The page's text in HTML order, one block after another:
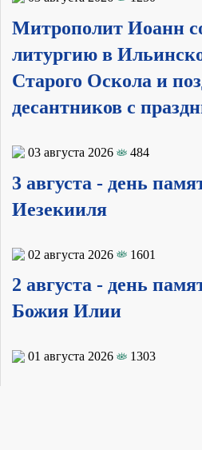
Митрополит Иоанн
литургию в
Старого Оскола и
десантников с
03 августа 2026 484
3 августа - день
Иезекииля
02 августа 2026 1601
2 августа - день
Божия Илии
01 августа 2026 1303